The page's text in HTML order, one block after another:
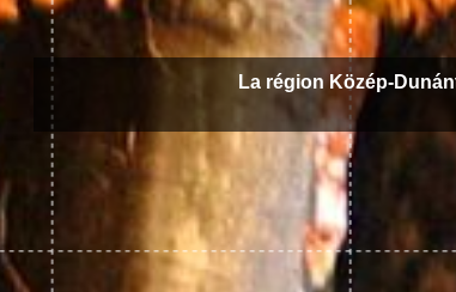
La région Közép-